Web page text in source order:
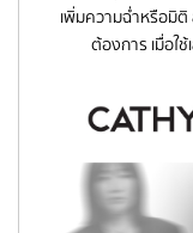
เพิ่มความฉ่ำหรือมิ
ต้องการ เมื่อใ